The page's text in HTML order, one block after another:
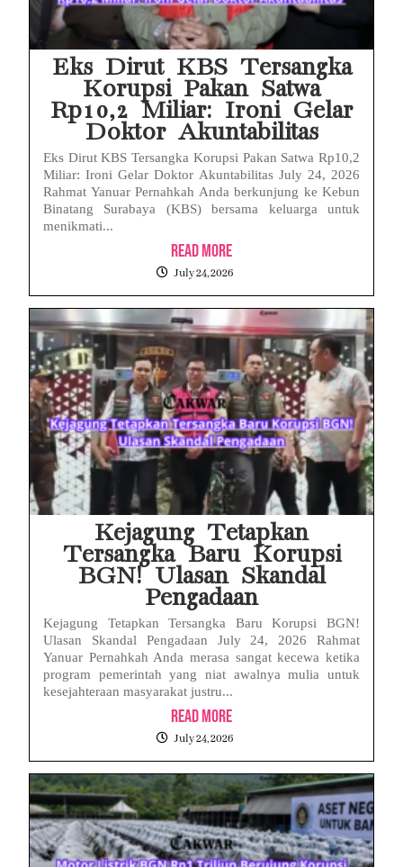
Eks Dirut KBS Tersangka
Korupsi Pakan Satwa
Rp10,2 Miliar: Ironi Gelar
Doktor Akuntabilitas
Eks Dirut KBS Tersangka Korupsi Pakan Satwa Rp10,2
Miliar: Ironi Gelar Doktor Akuntabilitas July 24, 2026
Rahmat Yanuar Pernahkah Anda berkunjung ke Kebun
Binatang Surabaya (KBS) bersama keluarga untuk
menikmati...
Read More
July 24, 2026
Kejagung Tetapkan
Tersangka Baru Korupsi
BGN! Ulasan Skandal
Pengadaan
Kejagung Tetapkan Tersangka Baru Korupsi BGN!
Ulasan Skandal Pengadaan July 24, 2026 Rahmat
Yanuar Pernahkah Anda merasa sangat kecewa ketika
program pemerintah yang niat awalnya mulia untuk
kesejahteraan masyarakat justru...
Read More
July 24, 2026